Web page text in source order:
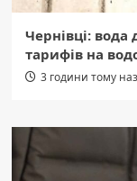
Чернівці:
тарифів на
3 години тому